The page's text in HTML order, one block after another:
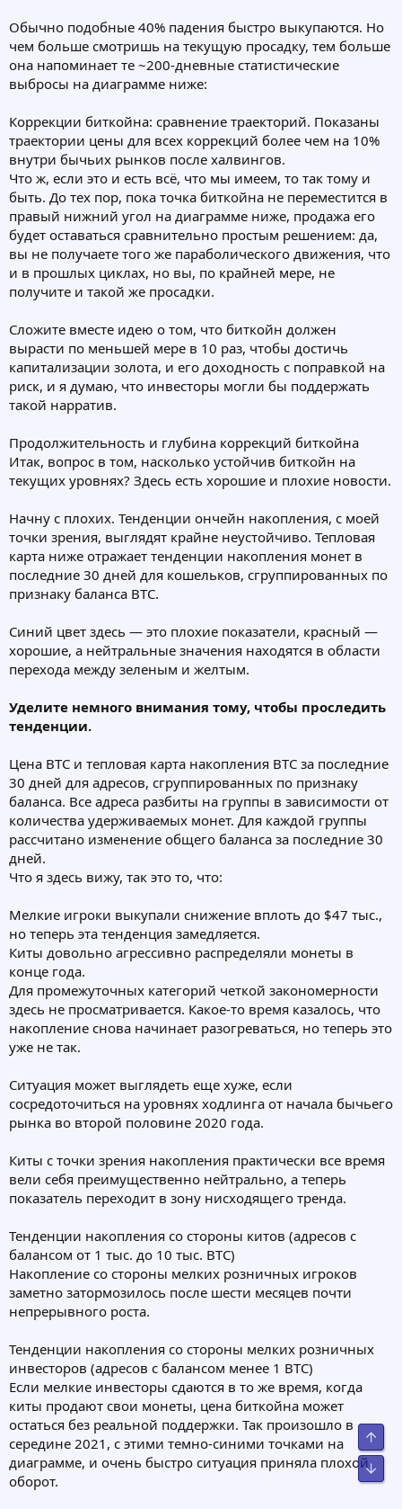
Обычно подобные 40% падения быстро выкупаются. Но
чем больше смотришь на текущую просадку, тем больше
она напоминает те ~200-дневные статистические
выбросы на диаграмме ниже:
Коррекции биткойна: сравнение траекторий. Показаны
траектории цены для всех коррекций более чем на 10%
внутри бычьих рынков после халвингов.
Что ж, если это и есть всё, что мы имеем, то так тому и
быть. До тех пор, пока точка биткойна не переместится в
правый нижний угол на диаграмме ниже, продажа его
будет оставаться сравнительно простым решением: да,
вы не получаете того же параболического движения, что
и в прошлых циклах, но вы, по крайней мере, не
получите и такой же просадки.
Сложите вместе идею о том, что биткойн должен
вырасти по меньшей мере в 10 раз, чтобы достичь
капитализации золота, и его доходность с поправкой на
риск, и я думаю, что инвесторы могли бы поддержать
такой нарратив.
Продолжительность и глубина коррекций биткойна
Итак, вопрос в том, насколько устойчив биткойн на
текущих уровнях? Здесь есть хорошие и плохие новости.
Начну с плохих. Тенденции ончейн накопления, с моей
точки зрения, выглядят крайне неустойчиво. Тепловая
карта ниже отражает тенденции накопления монет в
последние 30 дней для кошельков, сгруппированных по
признаку баланса BTC.
Синий цвет здесь — это плохие показатели, красный —
хорошие, а нейтральные значения находятся в области
перехода между зеленым и желтым.
Уделите немного внимания тому, чтобы проследить
тенденции.
Цена BTC и тепловая карта накопления BTC за последние
30 дней для адресов, сгруппированных по признаку
баланса. Все адреса разбиты на группы в зависимости от
количества удерживаемых монет. Для каждой группы
рассчитано изменение общего баланса за последние 30
дней.
Что я здесь вижу, так это то, что:
Мелкие игроки выкупали снижение вплоть до $47 тыс.,
но теперь эта тенденция замедляется.
Киты довольно агрессивно распределяли монеты в
конце года.
Для промежуточных категорий четкой закономерности
здесь не просматривается. Какое-то время казалось, что
накопление снова начинает разогреваться, но теперь это
уже не так.
Ситуация может выглядеть еще хуже, если
сосредоточиться на уровнях ходлинга от начала бычьего
рынка во второй половине 2020 года.
Киты с точки зрения накопления практически все время
вели себя преимущественно нейтрально, а теперь
показатель переходит в зону нисходящего тренда.
Тенденции накопления со стороны китов (адресов с
балансом от 1 тыс. до 10 тыс. BTC)
Накопление со стороны мелких розничных игроков
заметно затормозилось после шести месяцев почти
непрерывного роста.
Тенденции накопления со стороны мелких розничных
инвесторов (адресов с балансом менее 1 BTC)
Если мелкие инвесторы сдаются в то же время, когда
киты продают свои монеты, цена биткойна может
остаться без реальной поддержки. Так произошло в
середине 2021, с этими темно-синими точками на
диаграмме, и очень быстро ситуация приняла плохой
оборот.